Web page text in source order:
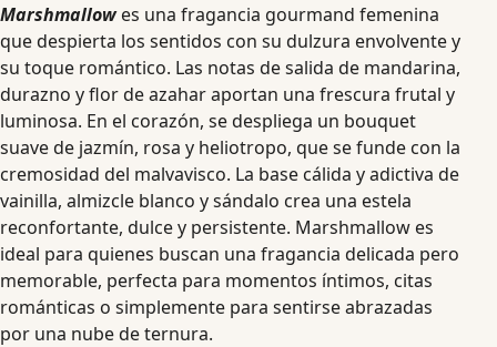
Marshmallowes una fragancia gourmand femenina
que despierta los sentidos con su dulzura envolvente y
su toque romántico. Las notas de salida de mandarina,
durazno y flor de azahar aportan una frescura frutal y
luminosa. En el corazón, se despliega un bouquet
suave de jazmín, rosa y heliotropo, que se funde con la
cremosidad del malvavisco. La base cálida y adictiva de
vainilla, almizcle blanco y sándalo crea una estela
reconfortante, dulce y persistente. Marshmallow es
ideal para quienes buscan una fragancia delicada pero
memorable, perfecta para momentos íntimos, citas
románticas o simplemente para sentirse abrazadas
por una nube de ternura.